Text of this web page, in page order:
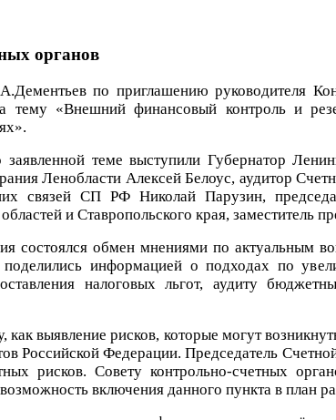
органов
по приглашению руководителя
тему «Внешний финансовый контроль и
теме выступили Губернатор
Ленобласти Алексей Белоус, аудитор
связей СП РФ Николай Парузин,
и Ставропольского края, заместитель
состоялся обмен мнениями по актуальным
поделились информацией о подходах по
налоговых льгот, аудиту
выявление рисков, которые могут
Российской Федерации. Председатель
рисков. Совету контрольно-счетных
включения данного пункта в план